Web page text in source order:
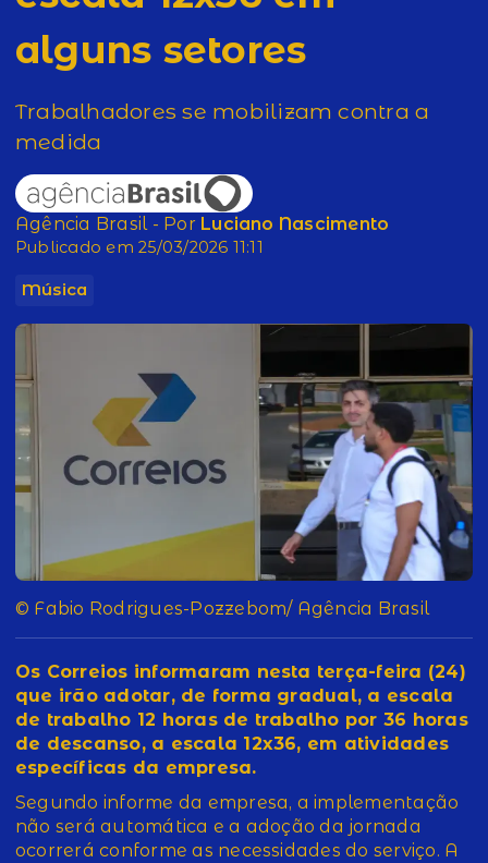
alguns setores
Trabalhadores se mobilizam contra a
medida
Agência Brasil - Por Luciano Nascimento
Publicado em 25/03/2026 11:11
Música
© Fabio Rodrigues-Pozzebom/ Agência Brasil
Os Correios informaram nesta terça-feira (24)
que irão adotar, de forma gradual, a escala
de trabalho 12 horas de trabalho por 36 horas
de descanso, a escala 12x36, em atividades
específicas da empresa.
Segundo informe da empresa, a implementação
não será automática e a adoção da jornada
ocorrerá conforme as necessidades do serviço. A